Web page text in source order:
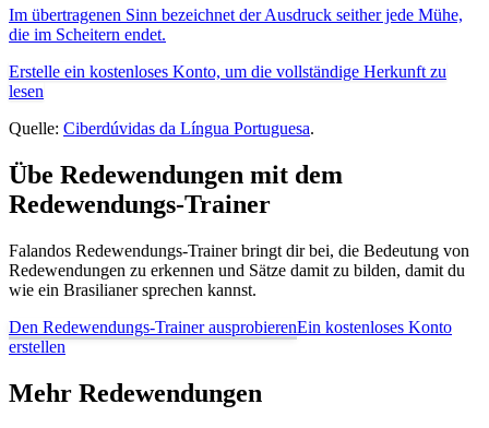
Im übertragenen Sinn bezeichnet der Ausdruck seither jede Mühe,
die im Scheitern endet.
Erstelle ein kostenloses Konto, um die vollständige Herkunft zu
lesen
Quelle: Ciberdúvidas da Língua Portuguesa.
Übe Redewendungen mit dem
Redewendungs-Trainer
Falandos Redewendungs-Trainer bringt dir bei, die Bedeutung von
Redewendungen zu erkennen und Sätze damit zu bilden, damit du
wie ein Brasilianer sprechen kannst.
Den Redewendungs-Trainer ausprobierenEin kostenloses Konto
erstellen
Mehr Redewendungen